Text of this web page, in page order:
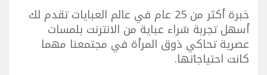
خبرة أكثر من 25 عام في عالم العبايات تقدم لك
أسهل تجربة شراء عباية من الانترنت بلمسات
عصرية تحاكي ذوق المرأة في مجتمعنا مهما
كانت احتياجاتها.